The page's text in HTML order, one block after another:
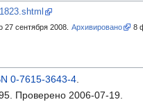
27 сентября 2008. Архивировано 8
0-7615-3643-4
. Проверено2006-07-19.